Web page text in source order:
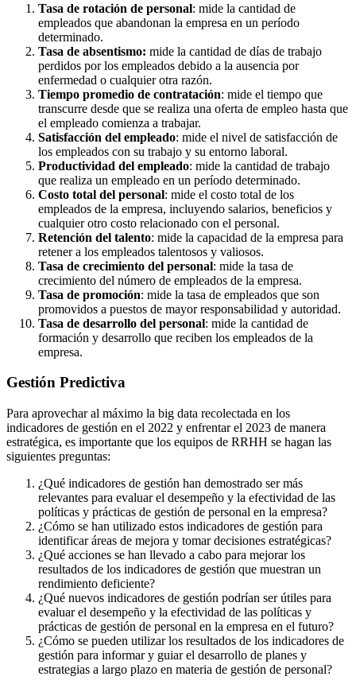
Tasa de rotación de personal: mide la cantidad de
empleados que abandonan la empresa en un período
determinado.
Tasa de absentismo: mide la cantidad de días de trabajo
perdidos por los empleados debido a la ausencia por
enfermedad o cualquier otra razón.
Tiempo promedio de contratación: mide el tiempo que
transcurre desde que se realiza una oferta de empleo hasta que
el empleado comienza a trabajar.
Satisfacción del empleado: mide el nivel de satisfacción de
los empleados con su trabajo y su entorno laboral.
Productividad del empleado: mide la cantidad de trabajo
que realiza un empleado en un período determinado.
Costo total del personal: mide el costo total de los
empleados de la empresa, incluyendo salarios, beneficios y
cualquier otro costo relacionado con el personal.
Retención del talento: mide la capacidad de la empresa para
retener a los empleados talentosos y valiosos.
Tasa de crecimiento del personal: mide la tasa de
crecimiento del número de empleados de la empresa.
Tasa de promoción: mide la tasa de empleados que son
promovidos a puestos de mayor responsabilidad y autoridad.
Tasa de desarrollo del personal: mide la cantidad de
formación y desarrollo que reciben los empleados de la
empresa.
Gestión Predictiva
Para aprovechar al máximo la big data recolectada en los
indicadores de gestión en el 2022 y enfrentar el 2023 de manera
estratégica, es importante que los equipos de RRHH se hagan las
siguientes preguntas:
¿Qué indicadores de gestión han demostrado ser más
relevantes para evaluar el desempeño y la efectividad de las
políticas y prácticas de gestión de personal en la empresa?
¿Cómo se han utilizado estos indicadores de gestión para
identificar áreas de mejora y tomar decisiones estratégicas?
¿Qué acciones se han llevado a cabo para mejorar los
resultados de los indicadores de gestión que muestran un
rendimiento deficiente?
¿Qué nuevos indicadores de gestión podrían ser útiles para
evaluar el desempeño y la efectividad de las políticas y
prácticas de gestión de personal en la empresa en el futuro?
¿Cómo se pueden utilizar los resultados de los indicadores de
gestión para informar y guiar el desarrollo de planes y
estrategias a largo plazo en materia de gestión de personal?